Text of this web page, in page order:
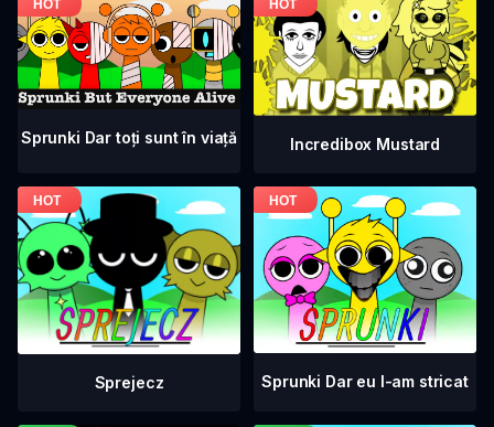
Sprunki Dar toți sunt în viață Incredibox Mustard
Sprejecz Sprunki Dar eu l-am stricat